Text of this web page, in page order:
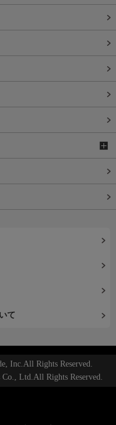
て
Inc.All Rights Reserved.
Ltd.All Rights Reserved.